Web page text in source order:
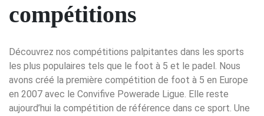
compétitions
Découvrez nos compétitions palpitantes dans les sports
les plus populaires tels que le foot à 5 et le padel. Nous
avons créé la première compétition de foot à 5 en Europe
en 2007 avec le Convifive Powerade Ligue. Elle reste
aujourd’hui la compétition de référence dans ce sport. Une